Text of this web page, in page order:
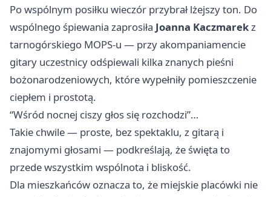
Po wspólnym posiłku wieczór przybrał lżejszy ton. Do
wspólnego śpiewania zaprosiła Joanna Kaczmarekz
tarnogórskiego MOPS-u — przy akompaniamencie
gitary uczestnicy odśpiewali kilka znanych pieśni
bożonarodzeniowych, które wypełniły pomieszczenie
ciepłem i prostotą.
“Wśród nocnej ciszy głos się rozchodzi”…
Takie chwile — proste, bez spektaklu, z gitarą i
znajomymi głosami — podkreślają, że święta to
przede wszystkim wspólnota i bliskość.
Dla mieszkańców oznacza to, że miejskie placówki nie